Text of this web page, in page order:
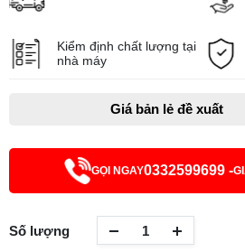
Kiểm định chất lượng tại
nhà máy
Giá bản lẻ đề xuất
GỌI NGAY0332599699 -
Số lượng